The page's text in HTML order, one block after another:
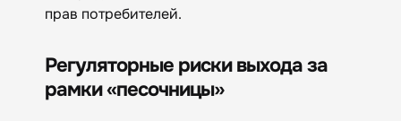
прав потребителей.
Регуляторные риски выхода за
рамки «песочницы»